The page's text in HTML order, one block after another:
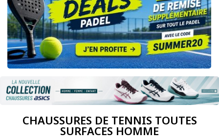
CHAUSSURES DE TENNIS TOUTES
SURFACES HOMME